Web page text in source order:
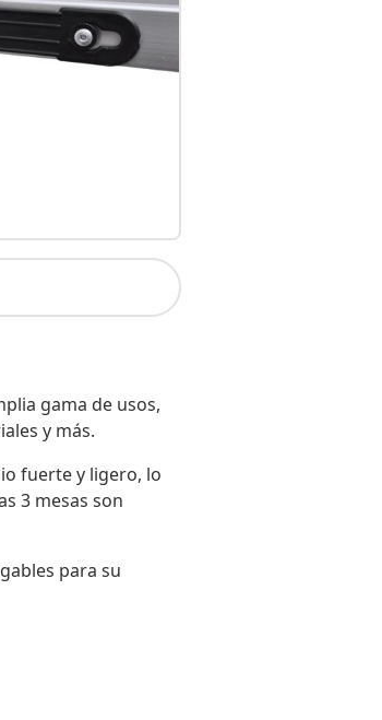
gama de usos,
y más.
fuerte y ligero, lo
3 mesas son
para su